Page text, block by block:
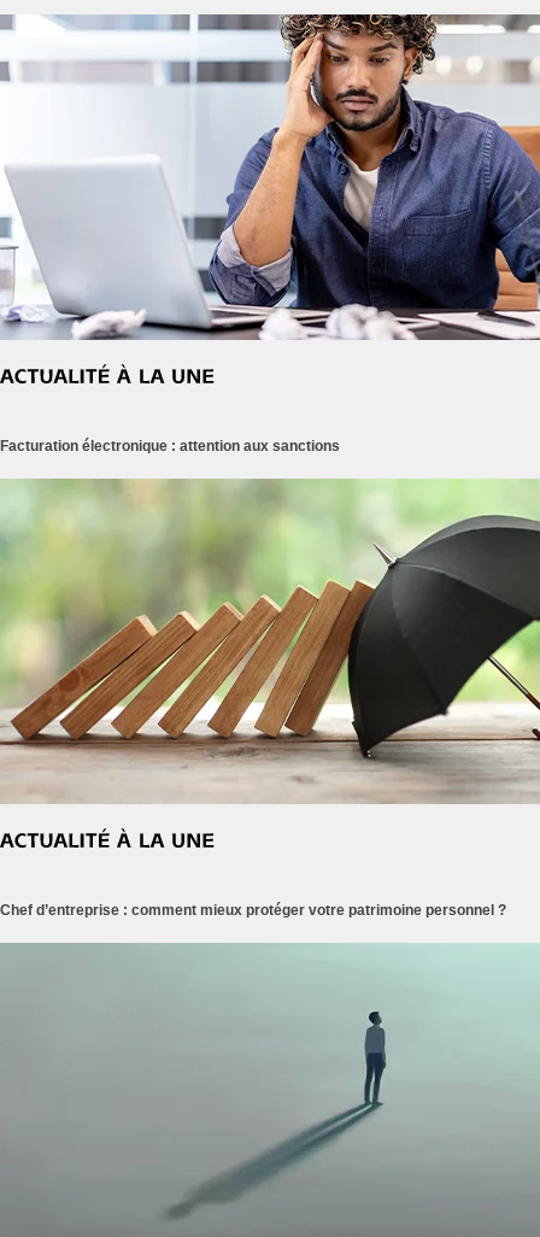
Facturation électronique : attention aux sanctions
Chef d’entreprise : comment mieux protéger votre patrimoine personnel ?